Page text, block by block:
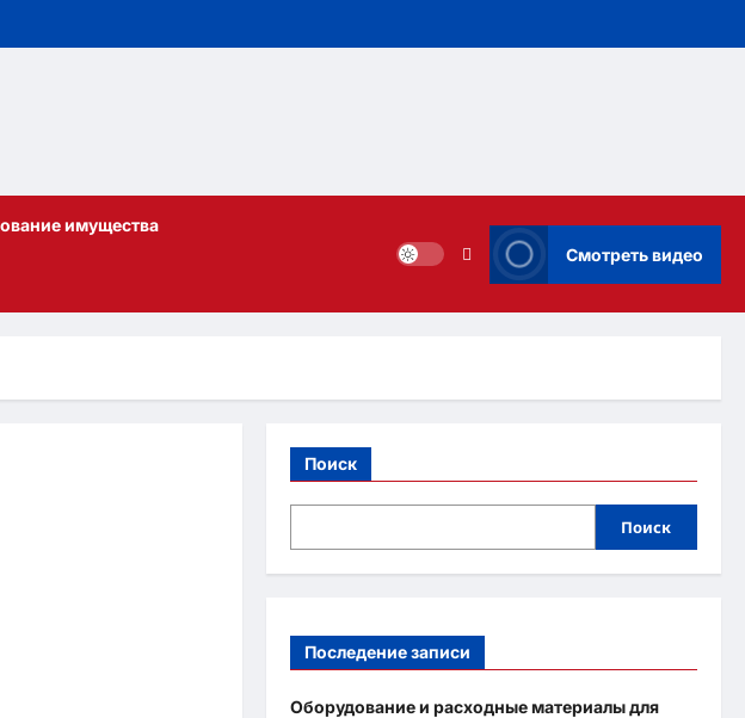
имущества
Смотреть видео
Поиск
Поиск
Последение записи
Оборудование и расходные материалы для